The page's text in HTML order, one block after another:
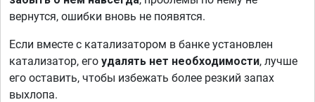
вернутся, ошибки вновь не появятся.
Если вместе с катализатором в банке установлен
катализатор, его удалять нет необходимости, лучше
его оставить, чтобы избежать более резкий запах
выхлопа.